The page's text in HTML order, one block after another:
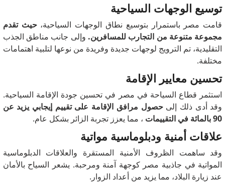
توسيع الوجهات السياحية
قامت مصر باستمرار بتوسيع نطاق الوجهات السياحية،حيث تقدم
مجموعة متنوعة من التجارب للمسافرين. وإلى جانب مناطق الجذب
التقليدية، تم الترويج لوجهات جديدة وفريدة من نوعها لتلبية اهتمامات
مختلفة.
تحسين معايير الإقامة
استثمر قطاع السياحة في مصر في تحسين جودة الإقامة السياحية.
وقد أدى ذلك إلىحصول مرافق الإقامة على تقييم إيجابي يزيد عن
90 بالمائة في التقييمات
، مما يعزز تجربة الزائر بشكل عام.
علاقات أمنية ودبلوماسية مواتية
وقد ساهمت الظروف الأمنية المستقرة والعلاقات الدبلوماسية
المواتية في جاذبية مصر كوجهة آمنة ومرحبة. يشعر السياح بالأمان
عند زيارة البلاد، مما يزيد من أعداد الزوار.